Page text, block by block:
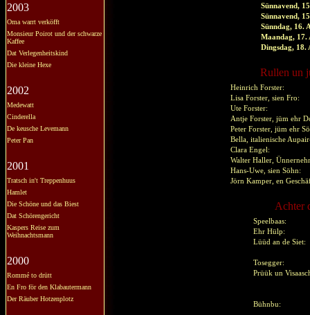
2003
Oma warrt verköfft
Monsieur Poirot und der schwarze
Kaffee
Dat Verlegenheitskind
Die kleine Hexe
2002
Medewatt
Cinderella
De keusche Levemann
Peter Pan
2001
Tratsch in't Treppenhuus
Hamlet
Die Schöne und das Biest
Dat Schörengericht
Kaspers Reise zum
Weihnachtsmann
2000
Rommé to drütt
En Fro för den Klabautermann
Der Räuber Hotzenplotz
Sünnavend,
Sünnavend,
Sünndag, 16.
Maandag, 17.
Dingsdag, 18.
Rullen un
Heinrich Forster:
Lisa Forster, sien Fro:
Ute Forster:
Antje Forster, jüm ehr
Peter Forster, jüm ehr
Bella, italienische
Clara Engel:
Walter Haller,
Hans-Uwe, sien Söhn:
Jörn Kamper, en
Achter
Speelbaas:
Ehr Hülp:
Lüüd an de Siet:
Tosegger:
Prüük un
Bühnbu: